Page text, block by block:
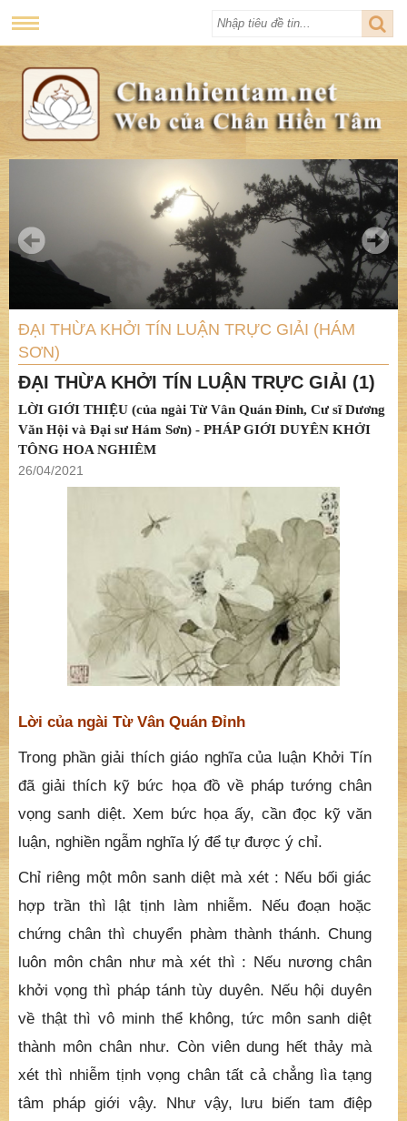
ĐẠI THỪA KHỞI TÍN LUẬN TRỰC GIẢI (HÁM
SƠN)
ĐẠI THỪA KHỞI TÍN LUẬN TRỰC GIẢI (1)
LỜI GIỚI THIỆU (của ngài Từ Vân Quán Đỉnh, Cư sĩ Dương
Văn Hội và Đại sư Hám Sơn) - PHÁP GIỚI DUYÊN KHỞI
TÔNG HOA NGHIÊM
26/04/2021
Lời của ngài Từ Vân Quán Đỉnh
Trong phần giải thích giáo nghĩa của luận Khởi Tín
đã giải thích kỹ bức họa đồ về pháp tướng chân
vọng sanh diệt. Xem bức họa ấy, cần đọc kỹ văn
luận, nghiền ngẫm nghĩa lý để tự được ý chỉ.
Chỉ riêng một môn sanh diệt mà xét : Nếu bối giác
hợp trần thì lật tịnh làm nhiễm. Nếu đoạn hoặc
chứng chân thì chuyển phàm thành thánh. Chung
luôn môn chân như mà xét thì : Nếu nương chân
khởi vọng thì pháp tánh tùy duyên. Nếu hội duyên
về thật thì vô minh thể không, tức môn sanh diệt
thành môn chân như. Còn viên dung hết thảy mà
xét thì nhiễm tịnh vọng chân tất cả chẳng lìa tạng
tâm pháp giới vậy. Như vậy, lưu biến tam điệp